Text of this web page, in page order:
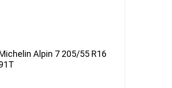
Alpin 7 205/55 R16